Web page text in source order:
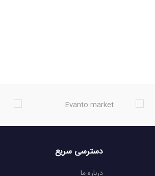
دسترسی سریع
درباره ما